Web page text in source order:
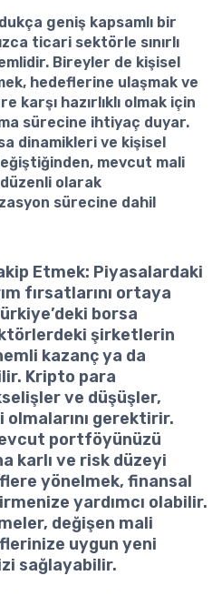
geniş kapsamlı bir
ticari sektörle sınırlı
Bireyler de kişisel
hedeflerine ulaşmak ve
karşı hazırlıklı olmak için
sürecine ihtiyaç duyar.
dinamikleri ve kişisel
mevcut mali
olarak
sürecine dahil
Etmek: Piyasalardaki
fırsatlarını ortaya
borsa
şirketlerin
kazanç ya da
Kripto para
ve düşüşler,
olmalarını gerektirir.
portföyünüzü
karlı ve risk düzeyi
yönelmek, finansal
yardımcı olabilir.
değişen mali
uygun yeni
sağlayabilir.